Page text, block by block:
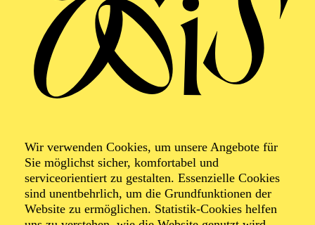
Wir verwenden Cookies, um unsere Angebote für
Sie möglichst sicher, komfortabel und
serviceorientiert zu gestalten. Essenzielle Cookies
sind unentbehrlich, um die Grundfunktionen der
Website zu ermöglichen. Statistik-Cookies helfen
Tanz­hommage an
Queen
Tanzstück von Ben Van Cauwenbergh